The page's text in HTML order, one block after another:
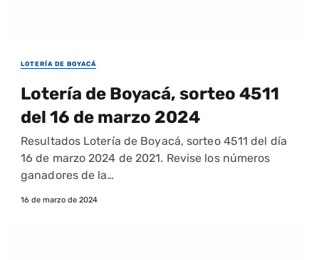
LOTERÍA DE BOYACÁ
Lotería de Boyacá, sorteo 4511
del 16 de marzo 2024
Resultados Lotería de Boyacá, sorteo 4511 del día
16 de marzo 2024 de 2021. Revise los números
ganadores de la…
16 de marzo de 2024